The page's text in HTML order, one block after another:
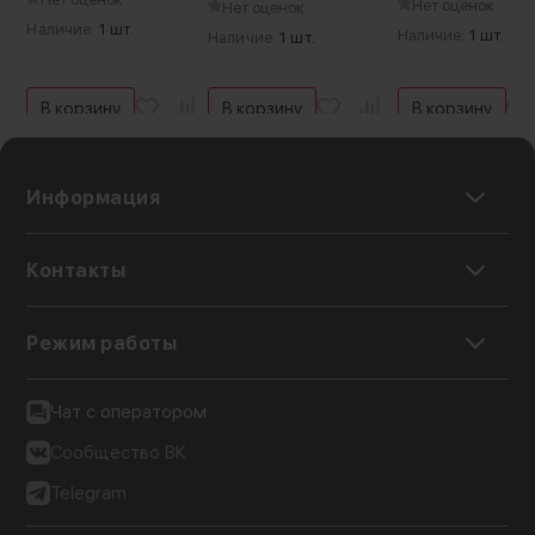
фантомное
Гарантия:
12 месяцев
234 г
Наличие: 1 шт.
В корзину
Нет оценок
Наличие: 1 шт.
В корзину
Нет оценок
Наличие: 1 шт.
В корзину
Информация
Контакты
Режим работы
Чат с оператором
Сообщество ВК
Telegram